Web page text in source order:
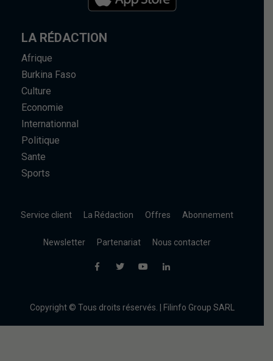
LA RÉDACTION
Afrique
Burkina Faso
Culture
Economie
Internationnal
Politique
Sante
Sports
Service client La Rédaction Offres Abonnement
Newsletter Partenariat Nous contacter
Copyright © Tous droits réservés. | Filinfo Group SARL